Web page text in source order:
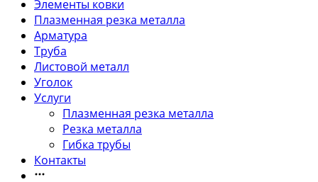
Элементы ковки
Плазменная резка металла
Арматура
Труба
Листовой металл
Уголок
Услуги
Плазменная резка металла
Резка металла
Гибка трубы
Контакты